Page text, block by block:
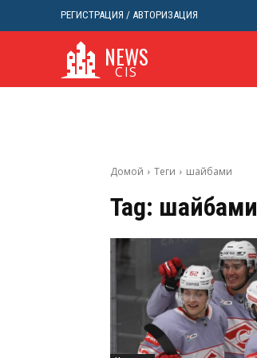
РЕГИСТРАЦИЯ / АВТОРИЗАЦИЯ
NEWS
CIS
Домой Теги шайбами
Tag: шайбами